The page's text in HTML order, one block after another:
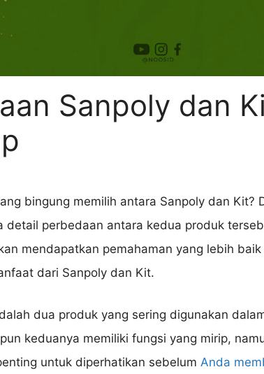
Sanpoly dan
bingung memilih antara Sanpoly dan Kit?
detail perbedaan antara kedua produk
mendapatkan pemahaman yang lebih
dari Sanpoly dan Kit.
dua produk yang sering digunakan
keduanya memiliki fungsi yang mirip,
untuk diperhatikan sebelum Anda